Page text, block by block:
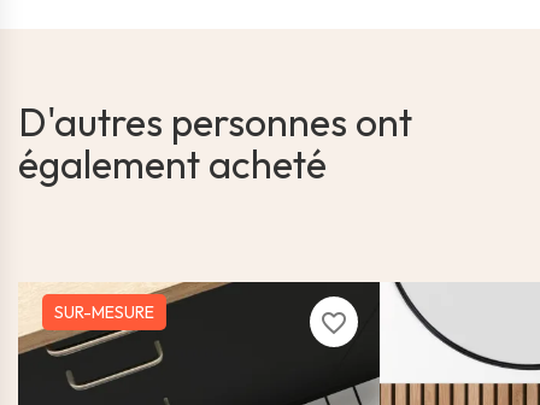
D'autres personnes ont
également acheté
favorite_border
SUR-MESURE